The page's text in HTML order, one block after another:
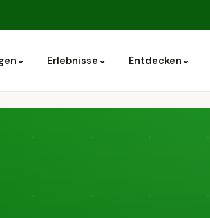
⌄ Erlebnisse ⌄ Entdecken ⌄